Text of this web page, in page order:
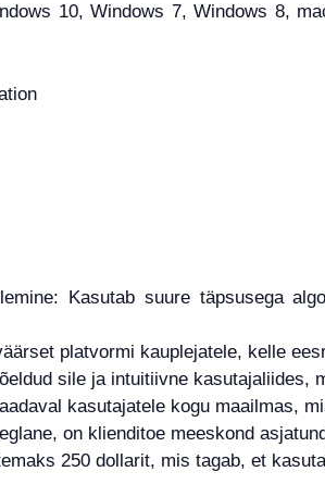
10, Windows 7, Windows 8,
Kasutab suure täpsusega
platvormi kauplejatele, kelle
sile ja intuitiivne kasutajaliides,
kasutajatele kogu maailmas,
on klienditoe meeskond
250 dollarit, mis tagab, et